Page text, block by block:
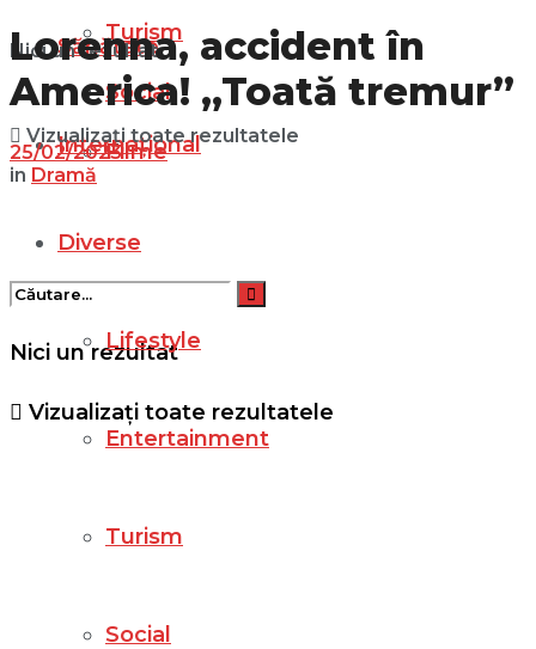
Turism
Social
Filme
Nici un rezultat
Vizualizați toate rezultatele
Sănătate
Internațional
Diverse
Lifestyle
Entertainment
Turism
Social
Nici un rezultat
Vizualizați toate rezultatele
Lorenna, accident în
America! „Toată tremur”
25/02/2023
in Dramă